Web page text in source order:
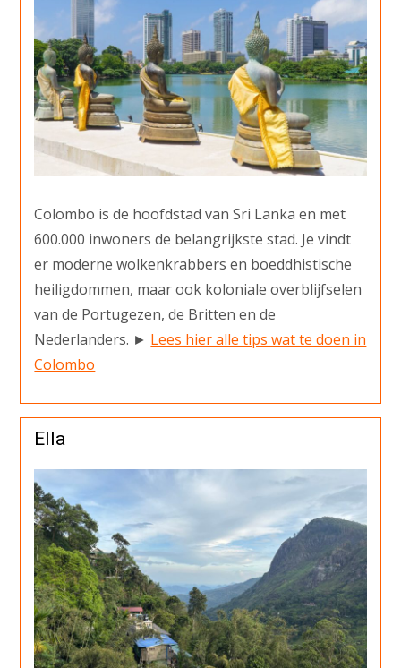
Colombo is de hoofdstad van Sri Lanka en met
600.000 inwoners de belangrijkste stad. Je vindt
er moderne wolkenkrabbers en boeddhistische
heiligdommen, maar ook koloniale overblijfselen
van de Portugezen, de Britten en de
Nederlanders. ► Lees hier alle tips wat te doen in
Colombo
Ella